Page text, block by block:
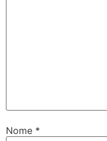
Nome *